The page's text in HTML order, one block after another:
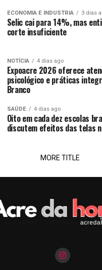
ECONOMIA E INDUSTRIA 3 dias
Selic cai para 14%, mas
corte insuficiente
NOTÍCIA 4 dias ago
Expoacre 2026 oferece
psicológico e práticas
Branco
SAÚDE 4 dias ago
Oito em cada dez escolas
discutem efeitos das telas
MORE TITLE